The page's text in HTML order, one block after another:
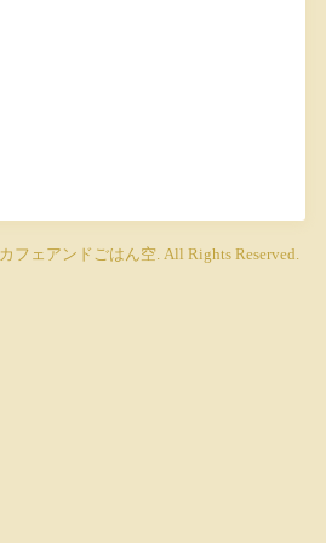
カフェアンドごはん空. All Rights Reserved.